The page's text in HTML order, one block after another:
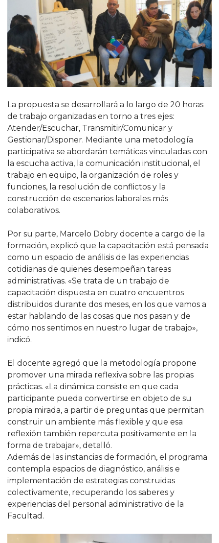
La propuesta se desarrollará a lo largo de 20 horas
de trabajo organizadas en torno a tres ejes:
Atender/Escuchar, Transmitir/Comunicar y
Gestionar/Disponer. Mediante una metodología
participativa se abordarán temáticas vinculadas con
la escucha activa, la comunicación institucional, el
trabajo en equipo, la organización de roles y
funciones, la resolución de conflictos y la
construcción de escenarios laborales más
colaborativos.
Por su parte, Marcelo Dobry docente a cargo de la
formación, explicó que la capacitación está pensada
como un espacio de análisis de las experiencias
cotidianas de quienes desempeñan tareas
administrativas. «Se trata de un trabajo de
capacitación dispuesta en cuatro encuentros
distribuidos durante dos meses, en los que vamos a
estar hablando de las cosas que nos pasan y de
cómo nos sentimos en nuestro lugar de trabajo»,
indicó.
El docente agregó que la metodología propone
promover una mirada reflexiva sobre las propias
prácticas. «La dinámica consiste en que cada
participante pueda convertirse en objeto de su
propia mirada, a partir de preguntas que permitan
construir un ambiente más flexible y que esa
reflexión también repercuta positivamente en la
forma de trabajar», detalló.
Además de las instancias de formación, el programa
contempla espacios de diagnóstico, análisis e
implementación de estrategias construidas
colectivamente, recuperando los saberes y
experiencias del personal administrativo de la
Facultad.